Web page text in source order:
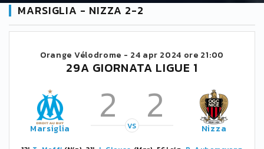
MARSIGLIA - NIZZA 2-2
Orange Vélodrome - 24 apr 2024 ore 21:00
29A GIORNATA LIGUE 1
Marsiglia 2 2
VS Nizza